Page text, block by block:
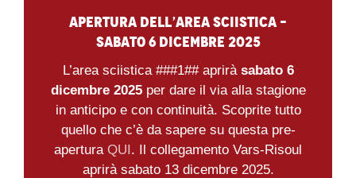
Apertura dell’area sciistica –
sabato 6 dicembre 2025
L’area sciistica ###1## apriràsabato 6
dicembre 2025per dare il via alla stagione
in anticipo e con continuità. Scoprite tutto
quello che c’è da sapere su questa pre-
apertura QUI. Il collegamento Vars-Risoul
aprirà sabato 13 dicembre 2025.